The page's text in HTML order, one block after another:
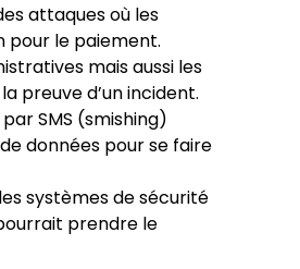
attaques où les
pour le paiement.
mais aussi les
preuve d’un incident.
SMS (smishing)
données pour se faire
systèmes de sécurité
prendre le